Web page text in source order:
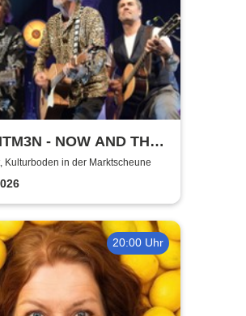
- NOW AND TH3N
2026
Kulturboden in der Marktscheune
20:00 Uhr